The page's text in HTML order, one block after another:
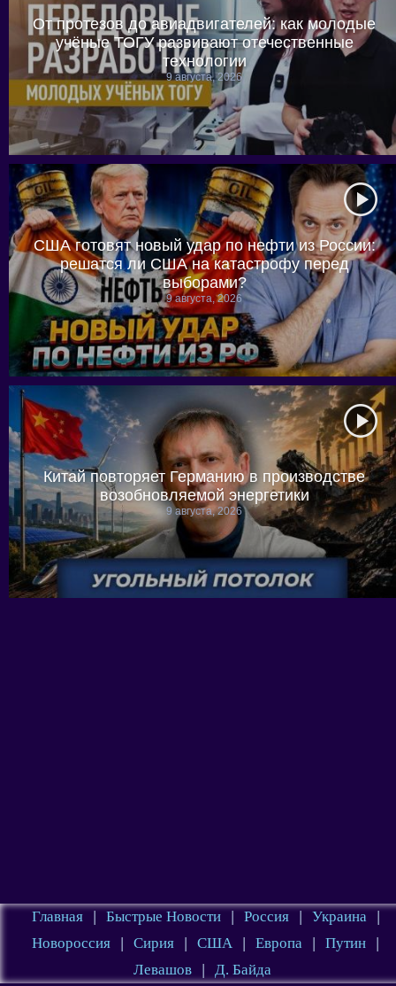
От протезов до авиадвигателей: как молодые
учёные ТОГУ развивают отечественные
технологии
9 августа, 2026
США готовят новый удар по нефти из России:
решатся ли США на катастрофу перед
выборами?
9 августа, 2026
Китай повторяет Германию в производстве
возобновляемой энергетики
9 августа, 2026
Главная | Быстрые Новости | Россия | Украина
|
Новороссия
| Сирия | США | Европа | Путин
|
Левашов
| Д. Байда